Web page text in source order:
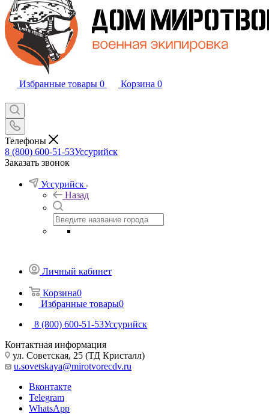
Избранные товары 0 Корзина 0
Телефоны
8 (800) 600-51-53Уссурийск
Заказать звонок
Уссурийск
Назад
Личный кабинет
Корзина0
Избранные товары0
8 (800) 600-51-53Уссурийск
Контактная информация
ул. Советская, 25 (ТД Кристалл)
u.sovetskaya@mirotvorecdv.ru
Вконтакте
Telegram
WhatsApp